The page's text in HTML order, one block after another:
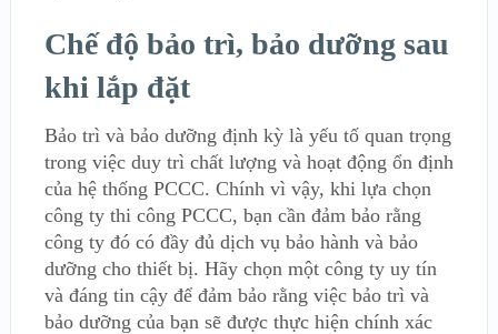
Chế độ bảo trì, bảo dưỡng sau
khi lắp đặt
Bảo trì và bảo dưỡng định kỳ là yếu tố quan trọng
trong việc duy trì chất lượng và hoạt động ổn định
của hệ thống PCCC. Chính vì vậy, khi lựa chọn
công ty thi công PCCC, bạn cần đảm bảo rằng
công ty đó có đầy đủ dịch vụ bảo hành và bảo
dưỡng cho thiết bị. Hãy chọn một công ty uy tín
và đáng tin cậy để đảm bảo rằng việc bảo trì và
bảo dưỡng của bạn sẽ được thực hiện chính xác